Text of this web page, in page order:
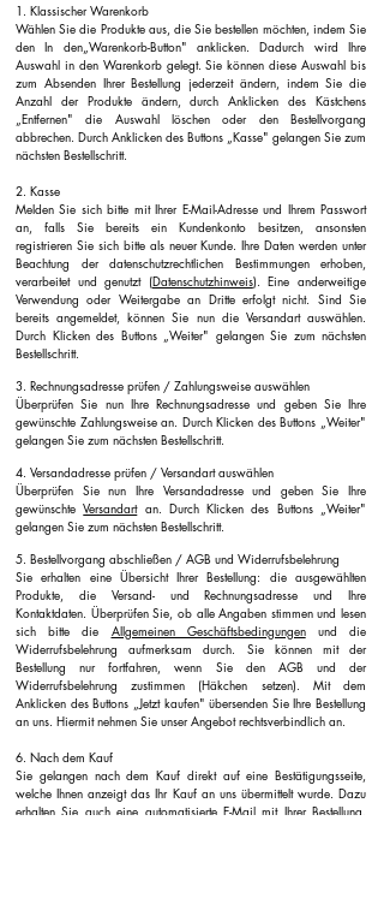
1. Klassischer Warenkorb
Wählen Sie die Produkte aus, die Sie bestellen möchten, indem Sie
den In den„Warenkorb-Button" anklicken. Dadurch wird Ihre
Auswahl in den Warenkorb gelegt. Sie können diese Auswahl bis
zum Absenden Ihrer Bestellung jederzeit ändern, indem Sie die
Anzahl der Produkte ändern, durch Anklicken des Kästchens
„Entfernen" die Auswahl löschen oder den Bestellvorgang
abbrechen. Durch Anklicken des Buttons „Kasse" gelangen Sie zum
nächsten Bestellschritt.
2. Kasse
Melden Sie sich bitte mit Ihrer E-Mail-Adresse und Ihrem Passwort
an, falls Sie bereits ein Kundenkonto besitzen, ansonsten
registrieren Sie sich bitte als neuer Kunde. Ihre Daten werden unter
Beachtung der datenschutzrechtlichen Bestimmungen erhoben,
verarbeitet und genutzt (Datenschutzhinweis). Eine anderweitige
Verwendung oder Weitergabe an Dritte erfolgt nicht. Sind Sie
bereits angemeldet, können Sie nun die Versandart auswählen.
Durch Klicken des Buttons „Weiter" gelangen Sie zum nächsten
Bestellschritt.
3. Rechnungsadresse prüfen / Zahlungsweise auswählen
Überprüfen Sie nun Ihre Rechnungsadresse und geben Sie Ihre
gewünschte Zahlungsweise an. Durch Klicken des Buttons „Weiter"
gelangen Sie zum nächsten Bestellschritt.
4. Versandadresse prüfen / Versandart auswählen
Überprüfen Sie nun Ihre Versandadresse und geben Sie Ihre
gewünschteVersandartan. Durch Klicken des Buttons „Weiter"
gelangen Sie zum nächsten Bestellschritt.
5. Bestellvorgang abschließen / AGB und Widerrufsbelehrung
Sie erhalten eine Übersicht Ihrer Bestellung: die ausgewählten
Produkte, die Versand- und Rechnungsadresse und Ihre
Kontaktdaten. Überprüfen Sie, ob alle Angaben stimmen und lesen
sich bitte die Allgemeinen Geschäftsbedingungenund die
Widerrufsbelehrung aufmerksam durch. Sie können mit der
Bestellung nur fortfahren, wenn Sie den AGB und der
Widerrufsbelehrung zustimmen (Häkchen setzen). Mit dem
Anklicken des Buttons „Jetzt kaufen" übersenden Sie Ihre Bestellung
an uns. Hiermit nehmen Sie unser Angebot rechtsverbindlich an.
6. Nach dem Kauf
Sie gelangen nach dem Kauf direkt auf eine Bestätigungsseite,
welche Ihnen anzeigt das Ihr Kauf an uns übermittelt wurde. Dazu
erhalten Sie auch eine automatisierte E-Mail mit Ihrer Bestellung.